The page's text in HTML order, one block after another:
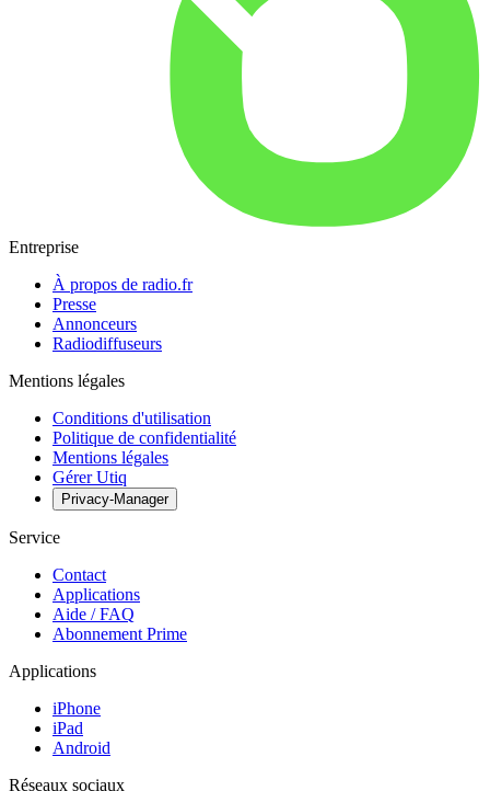
Entreprise
À propos de radio.fr
Presse
Annonceurs
Radiodiffuseurs
Mentions légales
Conditions d'utilisation
Politique de confidentialité
Mentions légales
Gérer Utiq
Privacy-Manager
Service
Contact
Applications
Aide / FAQ
Abonnement Prime
Applications
iPhone
iPad
Android
Réseaux sociaux